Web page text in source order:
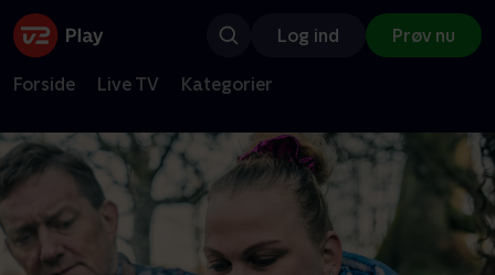
Log ind Prøv nu
Forside Live TV Kategorier